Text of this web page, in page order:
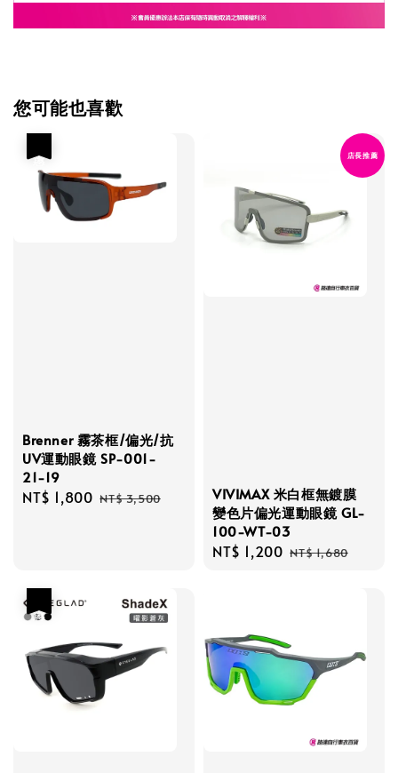
您可能也喜歡
Brenner 霧茶框/偏光/抗
UV運動眼鏡 SP-001-
21-19
Sale
NT$ 1,800 Regular
NT$ 3,500
店長推薦
VIVIMAX 米白框無鍍膜
變色片偏光運動眼鏡 GL-
100-WT-03
Sale
NT$ 1,200 Regular
NT$ 1,680